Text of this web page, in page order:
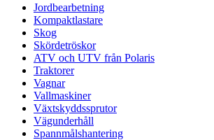
Jordbearbetning
Kompaktlastare
Skog
Skördetröskor
ATV och UTV från Polaris
Traktorer
Vagnar
Vallmaskiner
Växtskyddssprutor
Vägunderhåll
Spannmålshantering